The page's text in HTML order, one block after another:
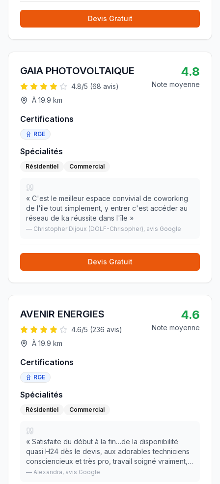
Devis Gratuit
GAIA PHOTOVOLTAIQUE
4.8/5 (68 avis)
À 19.9 km
4.8
Note moyenne
Certifications
RGE
Spécialités
Résidentiel Commercial
« C'est le meilleur espace convivial de coworking
de l'île tout simplement, y entrer c'est accéder au
réseau de ka réussite dans l'île »
— Christopher Dijoux (DOLF-Chrisopher), avis Google
Devis Gratuit
AVENIR ENERGIES
4.6/5 (236 avis)
À 19.9 km
4.6
Note moyenne
Certifications
RGE
Spécialités
Résidentiel Commercial
« Satisfaite du début à la fin…de la disponibilité
quasi H24 dès le devis, aux adorables techniciens
consciencieux et très pro, travail soigné vraiment,
et la mise en service de la chose avec Jean-Luc,
— Alexandra, avis Google